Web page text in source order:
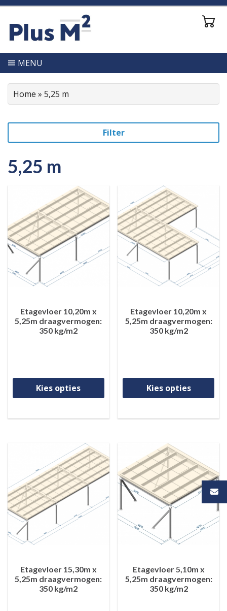
MENU
Home » 5,25 m
Filter
5,25 m
Etagevloer 10,20m x
5,25m draagvermogen:
350 kg/m2
Kies opties
Dit product heeft meerdere
Etagevloer 10,20m x
5,25m draagvermogen:
350 kg/m2
Kies opties
Etagevloer 15,30m x
5,25m draagvermogen:
350 kg/m2
Etagevloer 5,10m x
5,25m draagvermogen:
350 kg/m2